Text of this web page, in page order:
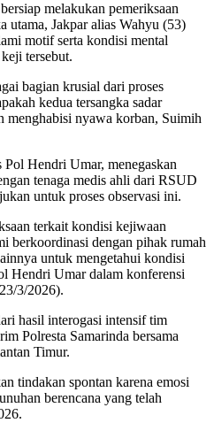
melakukan pemeriksaan
utama, Jakpar alias Wahyu (53)
motif serta kondisi mental
tersebut.
bagian krusial dari proses
kedua tersangka sadar
menghabisi nyawa korban, Suimih
Hendri Umar, menegaskan
tenaga medis ahli dari RSUD
untuk proses observasi ini.
terkait kondisi kejiwaan
berkoordinasi dengan pihak rumah
untuk mengetahui kondisi
Hendri Umar dalam konferensi
3/2026).
hasil interogasi intensif tim
Polresta Samarinda bersama
Timur.
tindakan spontan karena emosi
berencana yang telah